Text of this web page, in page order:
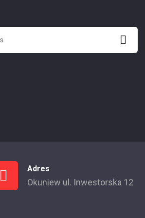
Adres
Okuniew ul. Inwestorska 12